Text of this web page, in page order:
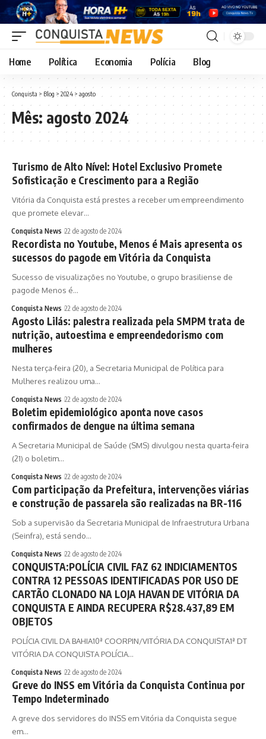
Home Política Economia Polícia Blog
Conquista > Blog > 2024 > agosto
Mês: agosto 2024
Turismo de Alto Nível: Hotel Exclusivo Promete
Sofisticação e Crescimento para a Região
Vitória da Conquista está prestes a receber um empreendimento
que promete elevar…
Conquista News 22 de agosto de 2024
Recordista no Youtube, Menos é Mais apresenta os
sucessos do pagode em Vitória da Conquista
Sucesso de visualizações no Youtube, o grupo brasiliense de
pagode Menos é…
Conquista News 22 de agosto de 2024
Agosto Lilás: palestra realizada pela SMPM trata de
nutrição, autoestima e empreendedorismo com
mulheres
Nesta terça-feira (20), a Secretaria Municipal de Política para
Mulheres realizou uma…
Conquista News 22 de agosto de 2024
Boletim epidemiológico aponta nove casos
confirmados de dengue na última semana
A Secretaria Municipal de Saúde (SMS) divulgou nesta quarta-feira
(21) o boletim…
Conquista News 22 de agosto de 2024
Com participação da Prefeitura, intervenções viárias
e construção de passarela são realizadas na BR-116
Sob a supervisão da Secretaria Municipal de Infraestrutura Urbana
(Seinfra), está sendo…
Conquista News 22 de agosto de 2024
CONQUISTA:POLÍCIA CIVIL FAZ 62 INDICIAMENTOS
CONTRA 12 PESSOAS IDENTIFICADAS POR USO DE
CARTÃO CLONADO NA LOJA HAVAN DE VITÓRIA DA
CONQUISTA E AINDA RECUPERA R$28.437,89 EM
OBJETOS
POLÍCIA CIVIL DA BAHIA10ª COORPIN/VITÓRIA DA CONQUISTA1ª DT
VITÓRIA DA CONQUISTA POLÍCIA…
Conquista News 22 de agosto de 2024
Greve do INSS em Vitória da Conquista Continua por
Tempo Indeterminado
A greve dos servidores do INSS em Vitória da Conquista segue
em…